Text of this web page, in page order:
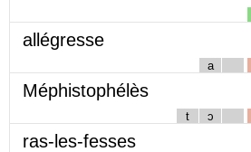
allégresse
a
Méphistophélès
t ɔ
ras-les-fesses